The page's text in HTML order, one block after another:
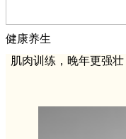
健康养生
肌肉训练，晚年更强壮